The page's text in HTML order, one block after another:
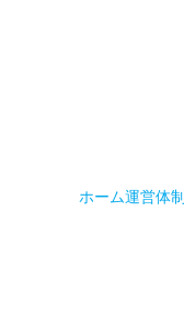
ホーム運営体制